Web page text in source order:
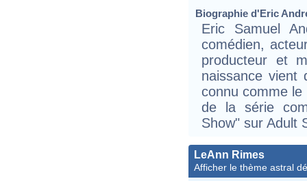
Biographie d'Eric
Eric Samuel
comédien,
producteur et
naissance
connu comme
de la série
Show" sur Adult
LeAnn Rimes
Afficher le thème astral